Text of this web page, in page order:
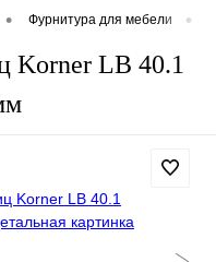
• Фурнитура для мебели •
Korner LB 40.1